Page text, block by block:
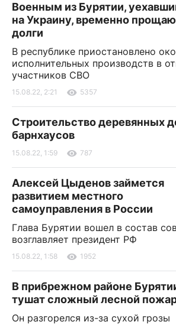
Военным из Бурятии,
на Украину, временно
долги
В республике приостановлено
исполнительных производств в
участников СВО
15.08.22, 2:21 5357
Строительство деревянных
барнхаусов
15.08.22, 1:59 787
Алексей Цыденов займется
развитием местного
самоуправления в России
Глава Бурятии вошел в состав
возглавляет президент РФ
15.08.22, 1:58 1952
В прибрежном районе
тушат сложный лесной
Он разгорелся из-за сухой грозы